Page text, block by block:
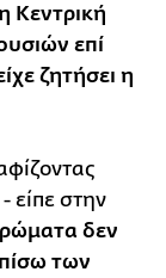
Κεντρική
επί
ζητήσει η
είπε στην
δεν
των